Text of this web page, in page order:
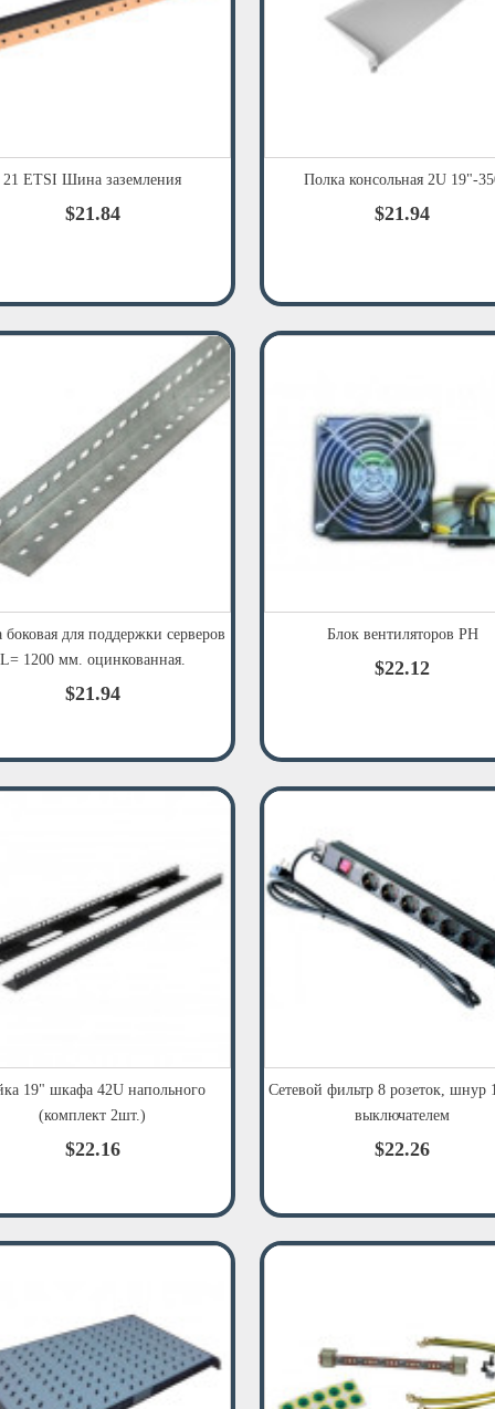
21 ETSI Шина заземления
$21.84
Полка консольная 2U 19"-
$21.94
для поддержки серверов
L= 1200 мм. оцинкованная.
$21.94
Блок вентиляторов РН
$22.12
19" шкафа 42U напольного
(комплект 2шт.)
$22.16
Сетевой фильтр 8 розеток, шнур
выключателем
$22.26